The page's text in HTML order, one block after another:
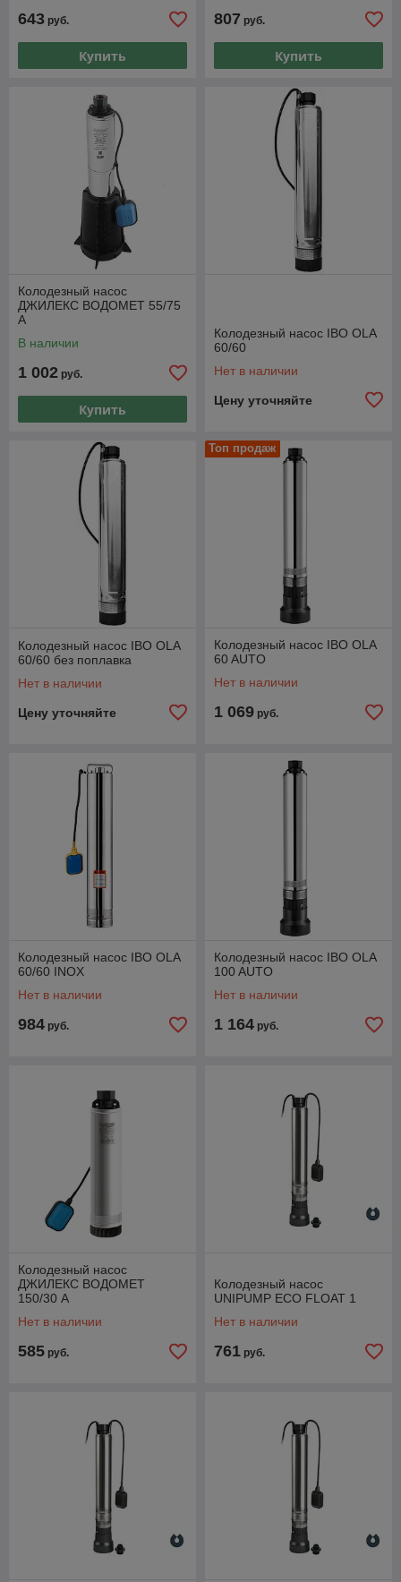
643 руб.
Купить
807 руб.
Купить
Колодезный насос
ДЖИЛЕКС ВОДОМЕТ 55/75
А
В наличии
1 002 руб.
Купить
Колодезный насос IBO OLA
60/60
Нет в наличии
Цену уточняйте
Колодезный насос IBO OLA
60/60 без поплавка
Нет в наличии
Цену уточняйте
Топ продаж
Колодезный насос IBO OLA
60 AUTO
Нет в наличии
1 069 руб.
Колодезный насос IBO OLA
60/60 INOX
Нет в наличии
984 руб.
Колодезный насос IBO OLA
100 AUTO
Нет в наличии
1 164 руб.
Колодезный насос
ДЖИЛЕКС ВОДОМЕТ
150/30 А
Нет в наличии
585 руб.
Колодезный насос
UNIPUMP ECO FLOAT 1
Нет в наличии
761 руб.